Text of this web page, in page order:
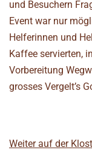
und Besuchern
Event war nur
Helferinnen und
Kaffee servierten,
Vorbereitung
grosses Vergelt’s
Weiter auf der